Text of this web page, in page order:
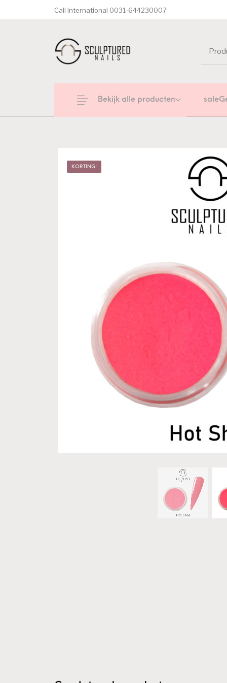
Call International 0031-644230007
Bekijk alle producten
KORTING!